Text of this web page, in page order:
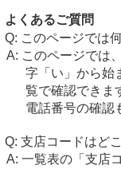
よくあるご質問
このページでは
このページでは
字「い」から始
覧で確認できま
電話番号の確認
支店コードはど
一覧表の「支店